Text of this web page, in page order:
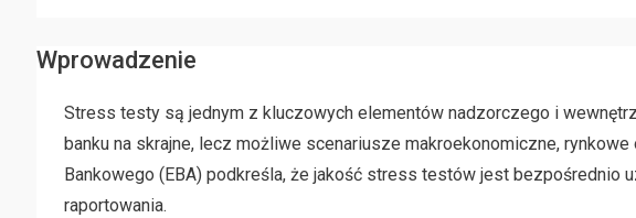
Wprowadzenie
Stress testy są jednym z kluczowych elementów nadzorczego i
banku na skrajne, lecz możliwe scenariusze makroekonomiczne,
Bankowego (EBA) podkreśla, że jakość stress testów jest bezpośrednio
raportowania.